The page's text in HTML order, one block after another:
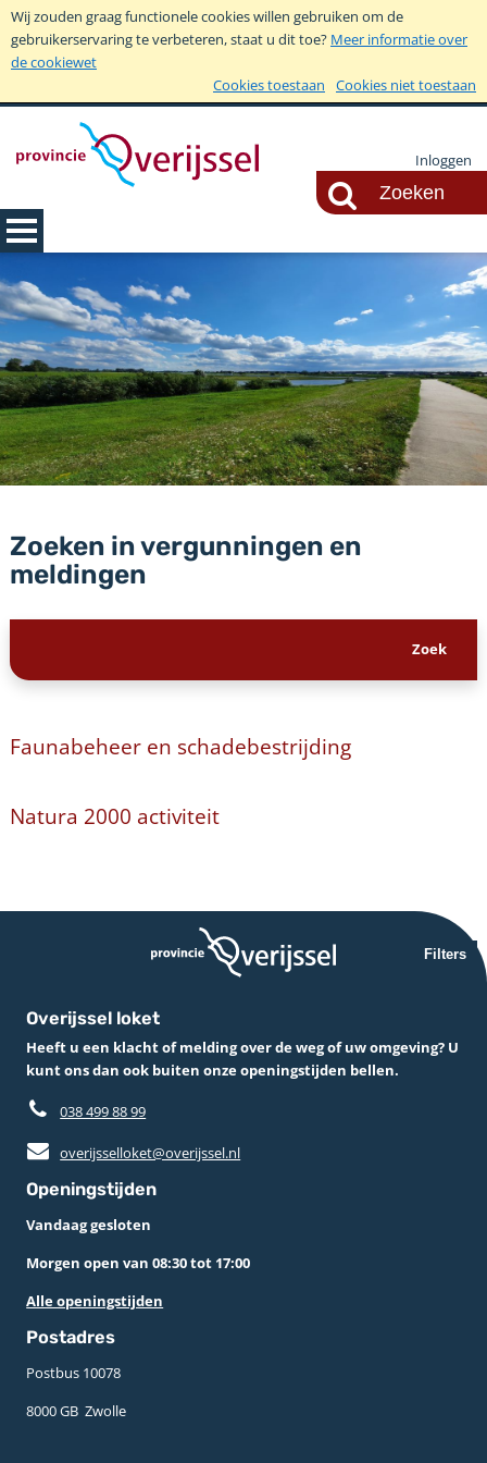
Wij zouden graag functionele cookies willen gebruiken om de
gebruikerservaring te verbeteren, staat u dit toe? Meer informatie over
de cookiewet
Cookies toestaan
Cookies niet toestaan
Inloggen
Zoeken in vergunningen en
meldingen
Faunabeheer en schadebestrijding
Natura 2000 activiteit
Filters
Overijssel loket
Heeft u een klacht of melding over de weg of uw omgeving? U
kunt ons dan ook buiten onze openingstijden bellen.
038 499 88 99
overijsselloket@overijssel.nl
Openingstijden
Vandaag gesloten
Morgen open van 08:30 tot 17:00
Alle openingstijden
Postadres
Postbus 10078 ­
8000 GB ­ Zwolle